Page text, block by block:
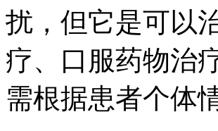
扰，但它是可以
疗、口服药物治
需根据患者个体